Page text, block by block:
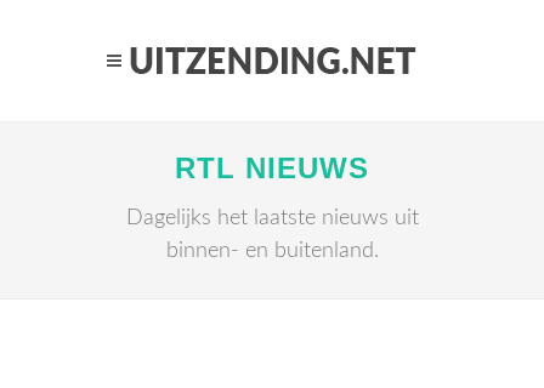
RTL NIEUWS
Dagelijks het laatste nieuws uit
binnen- en buitenland.